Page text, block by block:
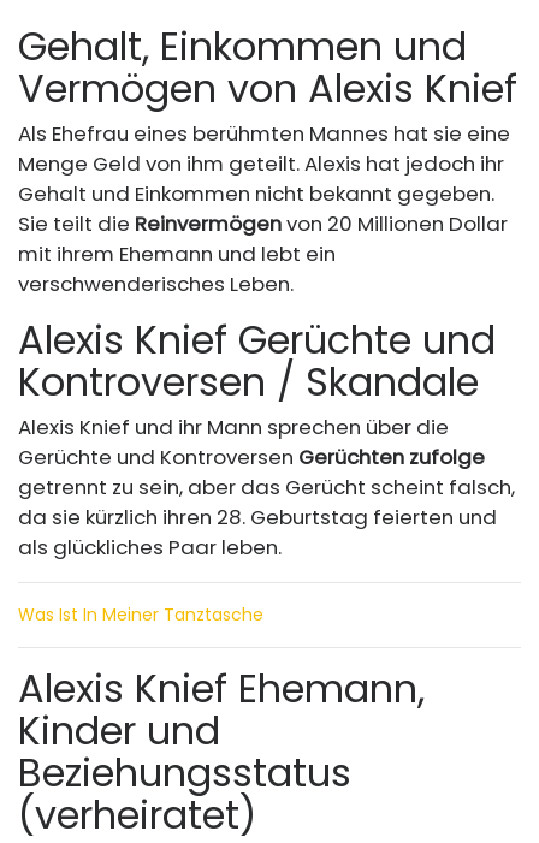
Gehalt, Einkommen und
Vermögen von Alexis Knief
Als Ehefrau eines berühmten Mannes hat sie eine
Menge Geld von ihm geteilt. Alexis hat jedoch ihr
Gehalt und Einkommen nicht bekannt gegeben.
Sie teilt die Reinvermögenvon 20 Millionen Dollar
mit ihrem Ehemann und lebt ein
verschwenderisches Leben.
Alexis Knief Gerüchte und
Kontroversen / Skandale
Alexis Knief und ihr Mann sprechen über die
Gerüchte und Kontroversen Gerüchten zufolge
getrennt zu sein, aber das Gerücht scheint falsch,
da sie kürzlich ihren 28. Geburtstag feierten und
als glückliches Paar leben.
Was Ist In Meiner Tanztasche
Alexis Knief Ehemann,
Kinder und
Beziehungsstatus
(verheiratet)